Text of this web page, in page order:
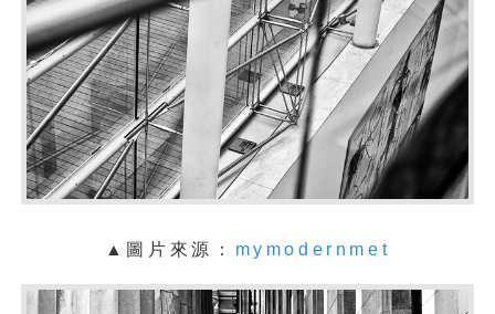
▲圖片來源： mymodernmet